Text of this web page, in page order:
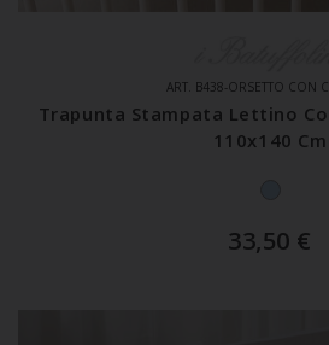
ART. B438-ORSETTO CON
Trapunta Stampata Lettino
110x140 Cm
33,50 €